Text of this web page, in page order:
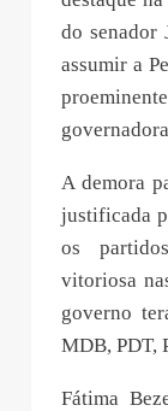
do senador
assumir a
A demora
justificada
os
vitoriosa
governo
MDB, PDT,
Fátima